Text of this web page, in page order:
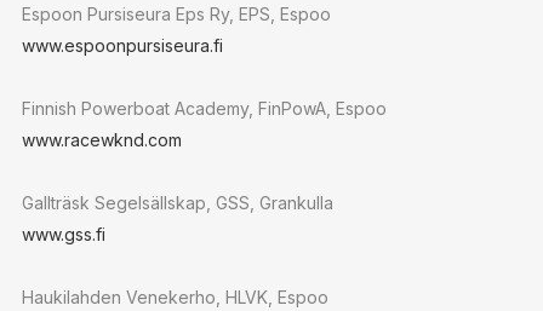
Espoon Pursiseura Eps Ry, EPS, Espoo
www.espoonpursiseura.fi
Finnish Powerboat Academy, FinPowA, Espoo
www.racewknd.com
Gallträsk Segelsällskap, GSS, Grankulla
www.gss.fi
Haukilahden Venekerho, HLVK, Espoo